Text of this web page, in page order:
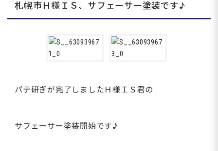
札幌市Ｈ様ＩＳ、サフェーサー塗装です♪
パテ研ぎが完了しましたＨ様ＩＳ君の
サフェーサー塗装開始です♪